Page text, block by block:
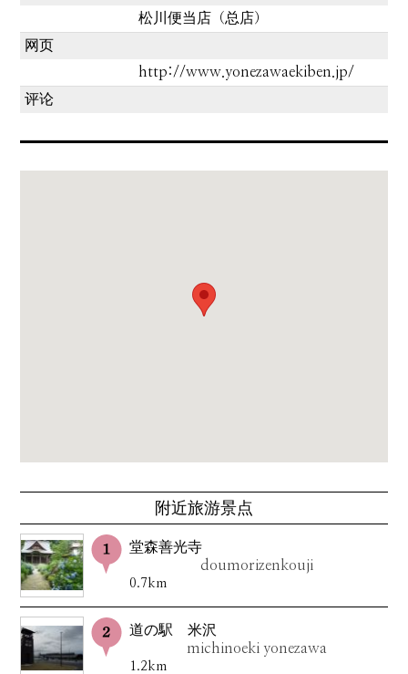
松川便当店（总店）
网页
http://www.yonezawaekiben.jp/
评论
附近旅游景点
堂森善光寺
doumorizenkouji
0.7km
道の駅 米沢
michinoeki yonezawa
1.2km